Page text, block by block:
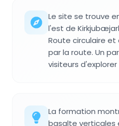
Le site se trouve
l'est de
Route circulaire
par la route. Un
visiteurs
La formation
basalte verticales